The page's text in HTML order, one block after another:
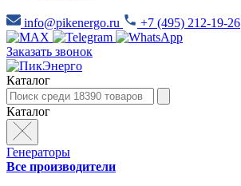
info@pikenergo.ru +7 (495) 212-19-26
Заказать звонок
Каталог
Каталог
Генераторы
Все производители